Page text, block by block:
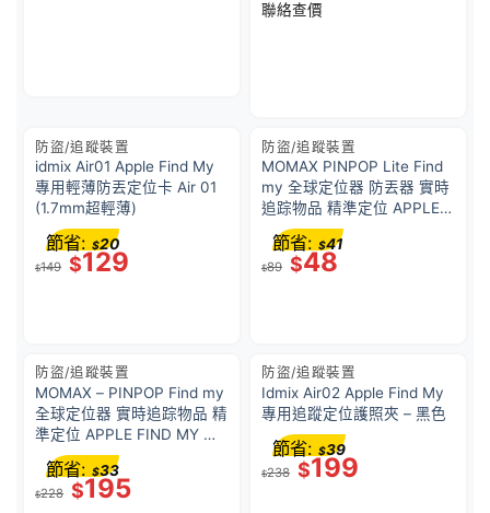
聯絡查價
防盜/追蹤裝置
idmix Air01 Apple Find My
專用輕薄防丟定位卡 Air 01
(1.7mm超輕薄)
$149 $129
節省: $20
防盜/追蹤裝置
MOMAX PINPOP Lite Find
my 全球定位器 防丟器 實時
追踪物品 精準定位 APPLE
FIND MY 認證 AirTag BR10
$89 $48
節省: $41
防盜/追蹤裝置
MOMAX – PINPOP Find my
全球定位器 實時追踪物品 精
準定位 APPLE FIND MY 認
證 AirTag Gundam 限量版 –
哈囉 HARO
$228 $195
節省: $33
防盜/追蹤裝置
Idmix Air02 Apple Find My
專用追蹤定位護照夾 – 黑色
$238 $199
節省: $39